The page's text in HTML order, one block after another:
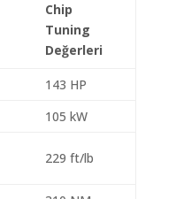
Chip
Tuning
Değerleri
143 HP
105 kW
229 ft/lb